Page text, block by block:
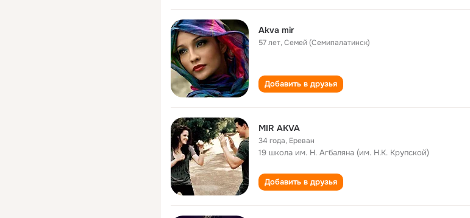
Akva mir
57 лет,Семей (Семипалатинск)
Добавить в друзья
MIR AKVA
34 года, Ереван
19 школа им. Н. Агбаляна (им. Н.К. Крупской)
Добавить в друзья